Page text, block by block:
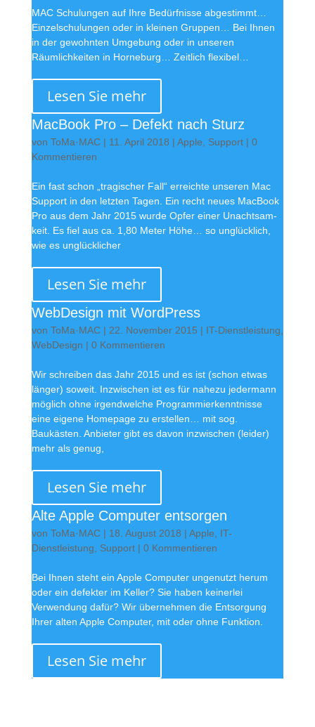
MAC Schulungen auf Ihre Bedürfnisse abgestimmt…
Einzelschulungen oder in kleinen Gruppen… Bei Ihnen
in der gewohnten Umgebung oder in unseren
Räumlichkeiten in Horneburg… Zeitlich flexibel…
Lesen Sie mehr
MacBook Pro – Defekt nach Sturz
von ToMa·MAC| 11. April 2018 | Apple Support| 0
Kommentieren
Ein fast schon „tragischer Fall“ erreichte unseren Mac
Support in den letzten Tagen. Ein recht neues MacBook
Pro aus dem Jahr 2015 wurde Opfer einer Un­acht­sam­
keit. Es fiel aus ca. 1,80 Meter Höhe… so unglücklich,
wie es unglücklicher
Lesen Sie mehr
WebDesign mit WordPress
von ToMa·MAC| 22. November 2015 | IT-Dienstleistung
WebDesign | 0 Kommentieren
Wir schreiben das Jahr 2015 und es ist (schon etwas
länger) soweit. Inzwischen ist es für nahezu jedermann
möglich ohne irgendwelche Programmierkenntnisse
eine eigene Homepage zu erstellen… mit sog.
Baukästen. Anbieter gibt es davon inzwischen (leider)
mehr als genug,
Lesen Sie mehr
Alte Apple Computer entsorgen
von ToMa·MAC| 18. August 2018 | Apple
IT-
Dienstleistung
Support| 0 Kommentieren
Bei Ihnen steht ein Apple Computer ungenutzt herum
oder ein defekter im Keller? Sie haben keinerlei
Verwendung dafür? Wir übernehmen die Entsorgung
Ihrer alten Apple Computer, mit oder ohne Funktion.
Lesen Sie mehr